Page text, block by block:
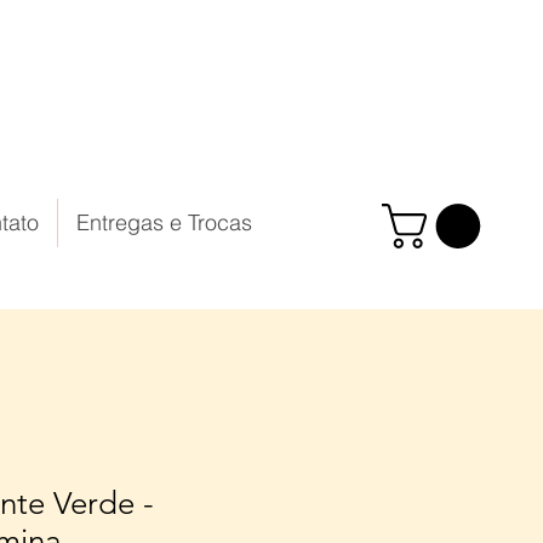
Entregas e Trocas
Verde -